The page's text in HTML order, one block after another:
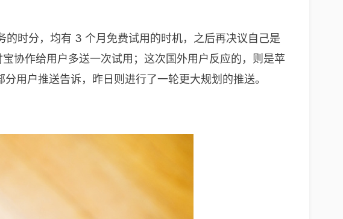
时分，均有 3 个月免费试用的时机，之后再决议自己是
协作给用户多送一次试用；这次国外用户反应的，则是苹
用户推送告诉，昨日则进行了一轮更大规划的推送。